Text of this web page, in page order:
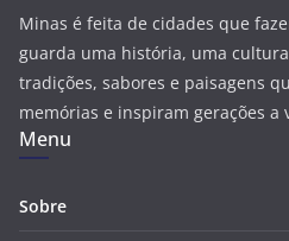
Minas é feita de cidades que
guarda uma história, uma
tradições, sabores e paisagens
memórias e inspiram gerações a
Menu
Sobre